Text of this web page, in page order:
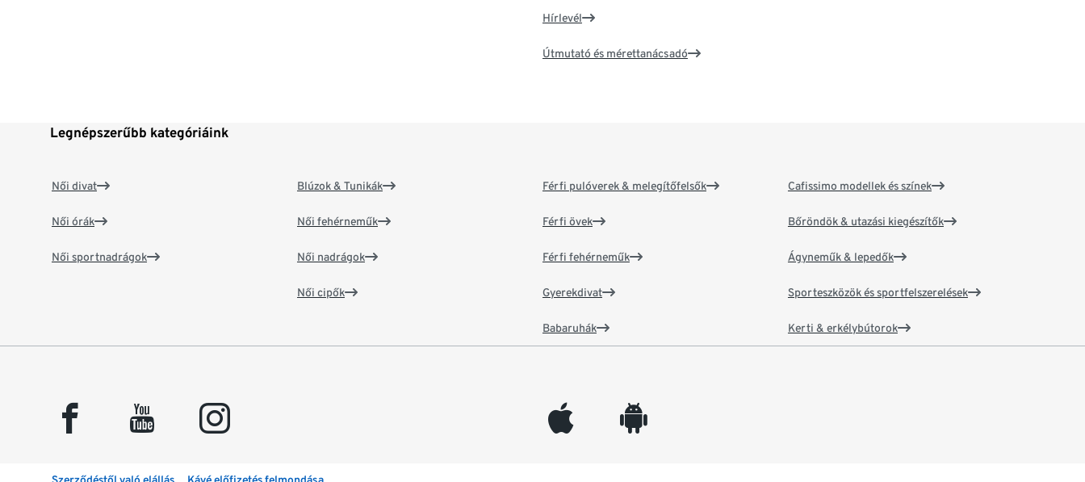
Hírlevél
Útmutató és mérettanácsadó
Legnépszerűbb kategóriáink
Női divat
Női órák
Női sportnadrágok
Blúzok & Tunikák
Női fehérneműk
Női nadrágok
Női cipők
Férfi pulóverek & melegítőfelsők
Férfi övek
Férfi fehérneműk
Gyerekdivat
Babaruhák
Cafissimo modellek és színek
Bőröndök & utazási kiegészítők
Ágyneműk & lepedők
Sporteszközök és sportfelszerelések
Kerti & erkélybútorok
facebook youtube instagram appleinc android